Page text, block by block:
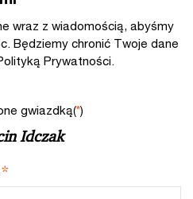
wraz z wiadomością, abyśmy
Będziemy chronić Twoje dane
Prywatności.
gwiazdką(*)
Idczak
*